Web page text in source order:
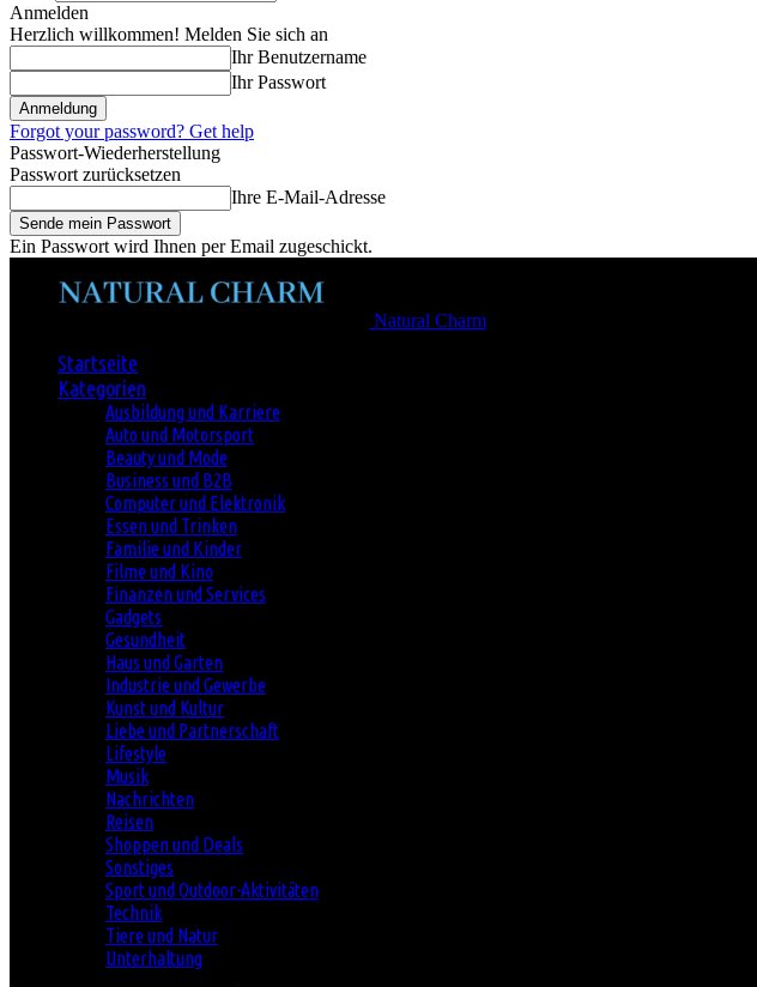
Anmelden
Herzlich willkommen! Melden Sie sich an
Ihr Benutzername
Ihr Passwort
Forgot your password? Get help
Passwort-Wiederherstellung
Passwort zurücksetzen
Ihre E-Mail-Adresse
Ein Passwort wird Ihnen per Email zugeschickt.
Natural Charm
Startseite
Kategorien
Ausbildung und Karriere
Auto und Motorsport
Beauty und Mode
Business und B2B
Computer und Elektronik
Essen und Trinken
Familie und Kinder
Filme und Kino
Finanzen und Services
Gadgets
Gesundheit
Haus und Garten
Industrie und Gewerbe
Kunst und Kultur
Liebe und Partnerschaft
Lifestyle
Musik
Nachrichten
Reisen
Shoppen und Deals
Sonstiges
Sport und Outdoor-Aktivitäten
Technik
Tiere und Natur
Unterhaltung